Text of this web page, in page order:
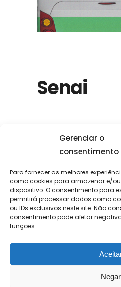
Gerenciar o
consentimento
Para fornecer as melhores
como cookies para armazenar e/
dispositivo. O consentimento para
permitirá processar dados como
ou IDs exclusivos neste site. Não
consentimento pode afetar
funções.
Negar
Senai